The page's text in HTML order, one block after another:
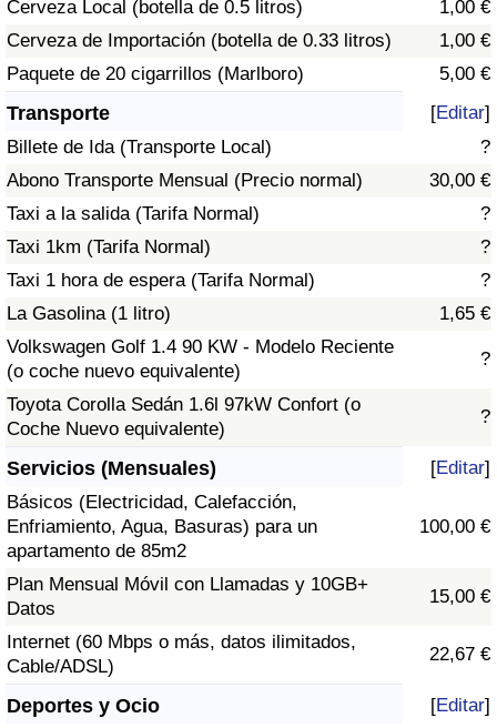
Cerveza Local (botella de 0.5 litros)
1,00 €
Cerveza de Importación (botella de 0.33 litros)
1,00 €
Paquete de 20 cigarrillos (Marlboro)
5,00 €
Transporte [Editar]
Billete de Ida (Transporte Local)
?
Abono Transporte Mensual (Precio normal)
30,00 €
Taxi a la salida (Tarifa Normal)
?
Taxi 1km (Tarifa Normal)
?
Taxi 1 hora de espera (Tarifa Normal)
?
La Gasolina (1 litro)
1,65 €
Volkswagen Golf 1.4 90 KW - Modelo Reciente
(o coche nuevo equivalente)
?
Toyota Corolla Sedán 1.6l 97kW Confort (o
Coche Nuevo equivalente)
?
Servicios (Mensuales) [Editar]
Básicos (Electricidad, Calefacción,
Enfriamiento, Agua, Basuras) para un
apartamento de 85m2
100,00 €
Plan Mensual Móvil con Llamadas y 10GB+
Datos
15,00 €
Internet (60 Mbps o más, datos ilimitados,
Cable/ADSL)
22,67 €
Deportes y Ocio [Editar]
Índice de Tráfico (Actual)
Índice de Tráfico por País